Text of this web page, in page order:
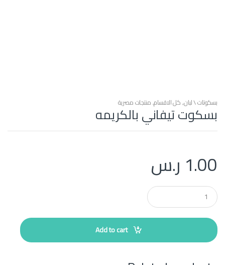
بسكوتات \ لبان,كل الاقسام,منتجات مصرية
بسكوت تيفاني بالكريمه
1.00 ر.س
Q
u
a
t
i
Add to cart